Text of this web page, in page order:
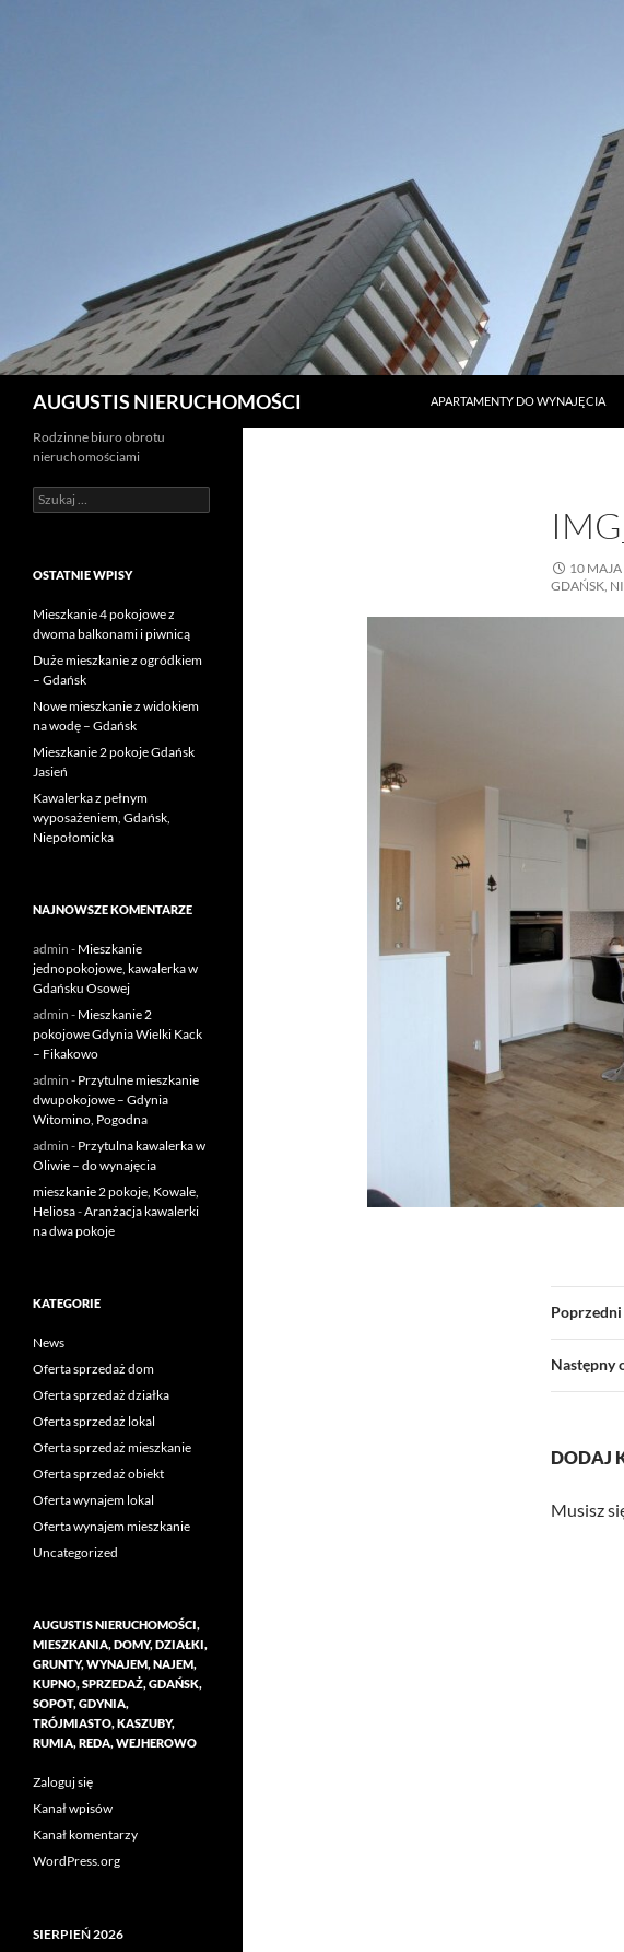
AUGUSTIS NIERUCHOMOŚCI
APARTAMENTY DO WYNAJĘCIA
10
GDAŃSK,
Następny
DODAJ
Musisz
Rodzinne biuro obrotu
nieruchomościami
Szukaj:
OSTATNIE WPISY
Mieszkanie 4 pokojowe z
dwoma balkonami i piwnicą
Duże mieszkanie z ogródkiem
– Gdańsk
Nowe mieszkanie z widokiem
na wodę – Gdańsk
Mieszkanie 2 pokoje Gdańsk
Jasień
Kawalerka z pełnym
wyposażeniem, Gdańsk,
Niepołomicka
NAJNOWSZE KOMENTARZE
admin - Mieszkanie
jednopokojowe, kawalerka w
Gdańsku Osowej
admin - Mieszkanie 2
pokojowe Gdynia Wielki Kack
– Fikakowo
admin - Przytulne mieszkanie
dwupokojowe – Gdynia
Witomino, Pogodna
admin - Przytulna kawalerka w
Oliwie – do wynajęcia
mieszkanie 2 pokoje, Kowale,
Heliosa-Aranżacja kawalerki
na dwa pokoje
KATEGORIE
News
Oferta sprzedaż dom
Oferta sprzedaż działka
Oferta sprzedaż lokal
Oferta sprzedaż mieszkanie
Oferta sprzedaż obiekt
Oferta wynajem lokal
Oferta wynajem mieszkanie
Uncategorized
AUGUSTIS NIERUCHOMOŚCI,
MIESZKANIA, DOMY, DZIAŁKI,
GRUNTY, WYNAJEM, NAJEM,
KUPNO, SPRZEDAŻ, GDAŃSK,
SOPOT, GDYNIA,
TRÓJMIASTO, KASZUBY,
RUMIA, REDA, WEJHEROWO
Zaloguj się
Kanał wpisów
Kanał komentarzy
WordPress.org
SIERPIEŃ 2026